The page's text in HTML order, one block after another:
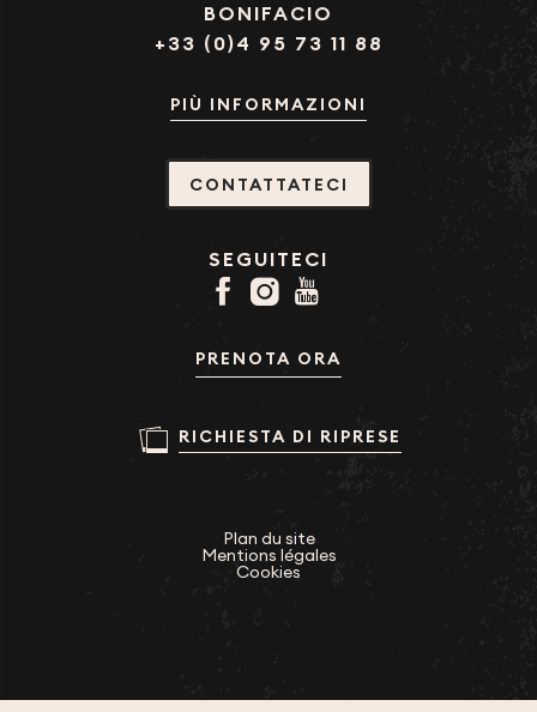
BONIFACIO
+33 (0)4 95 73 11 88
PIÙ INFORMAZIONI
CONTATTATECI
SEGUITECI
PRENOTA ORA
RICHIESTA DI RIPRESE
Plan du site
Mentions légales
Cookies